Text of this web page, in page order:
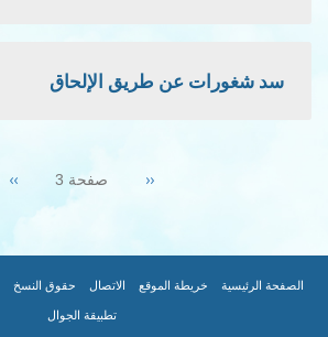
سد شغورات عن طريق الإلحاق
Previous
‹‹ صفحة 3 ››
FOOTER
الصفحة الرئيسية خريطة الموقع الاتصال حقوق النسخ
تطبيقة الجوال